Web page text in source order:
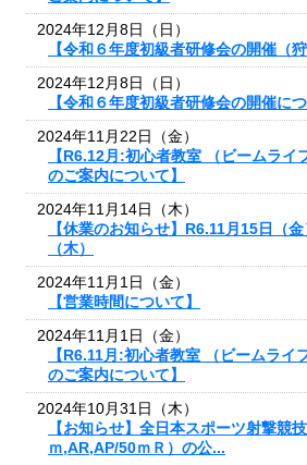
2024年12月8日（日）
【令和６年度初級者研修会の開催（
2024年12月8日（日）
【令和６年度初級者研修会の開催につ
2024年11月22日（金）
【R6.12月:初心者教室 （ビームライ
のご案内について】
2024年11月14日（木）
【休業のお知らせ】R6.11月15日（
（木）
2024年11月1日（金）
【営業時間について】
2024年11月1日（金）
【R6.11月:初心者教室 （ビームライ
のご案内について】
2024年10月31日（木）
【お知らせ】全日本スポーツ射撃競
ｍ,AR,AP/50ｍＲ）の公...